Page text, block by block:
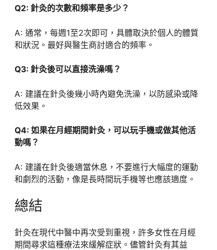
Q2: 針灸的次數和頻率是多少？
A: 通常，每週1至2次即可，具體取決於個人的體質
和狀況。最好與醫生商討適合的頻率。
Q3: 針灸後可以直接洗澡嗎？
A: 建議在針灸後幾小時內避免洗澡，以防感染或降
低效果。
Q4: 如果在月經期間針灸，可以玩手機或做其他活
動嗎？
A: 建議在針灸後適當休息，不要進行大幅度的運動
和劇烈的活動，像是長時間玩手機等也應該適度。
總結
針灸在現代中醫中再次受到重視，許多女性在月經
期間尋求這種療法來緩解症狀。儘管針灸有其益